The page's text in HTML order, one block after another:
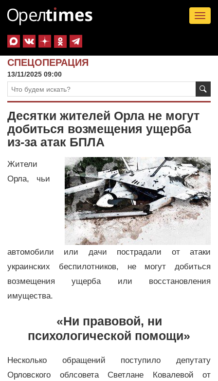
СПЕЦОПЕРАЦИЯ
13/11/2025 09:00
Десятки жителей Орла не могут
добиться возмещения ущерба
из-за атак БПЛА
Жители
Орла, чьи
автомобили или дачи пострадали от атаки
украинских беспилотников, не могут добиться
возмещения ущерба или восстановления
имущества.
«Ни правовой, ни
психологической помощи»
Несколько обращений поступило депутату
Орловского облсовета Светлане Ковалевой от